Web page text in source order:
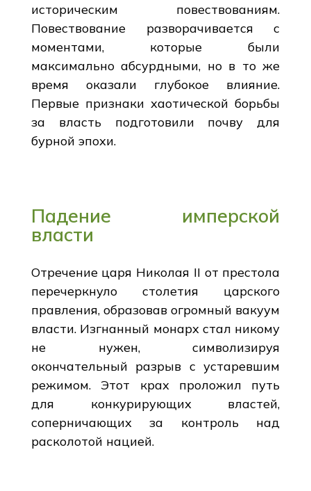
историческим повествованиям.
Повествование разворачивается с
моментами, которые были
максимально абсурдными, но в то же
время оказали глубокое влияние.
Первые признаки хаотической борьбы
за власть подготовили почву для
бурной эпохи.
Падение имперской
власти
Отречение царя Николая II от престола
перечеркнуло столетия царского
правления, образовав огромный вакуум
власти. Изгнанный монарх стал никому
не нужен, символизируя
окончательный разрыв с устаревшим
режимом. Этот крах проложил путь
для конкурирующих властей,
соперничающих за контроль над
расколотой нацией.